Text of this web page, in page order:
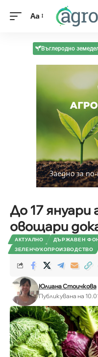
Aa
Въглеродно
До 17 януари
овощари
АКТУАЛНО
ДЪРЖАВЕН
ЗЕЛЕНЧУКОПРОИЗВОДСТВО
Юлиана Стоичкова
Публикувана на